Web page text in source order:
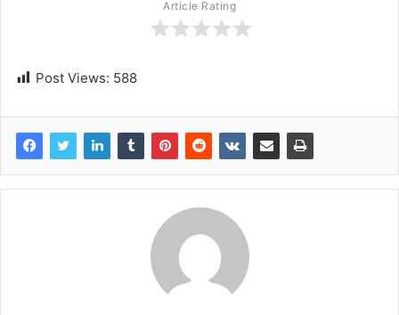
Article Rating
Post Views: 588